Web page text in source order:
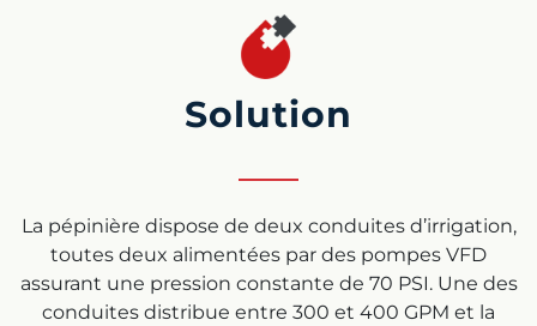
Solution
La pépinière dispose de deux conduites d’irrigation,
toutes deux alimentées par des pompes VFD
assurant une pression constante de 70 PSI. Une des
conduites distribue entre 300 et 400 GPM et la